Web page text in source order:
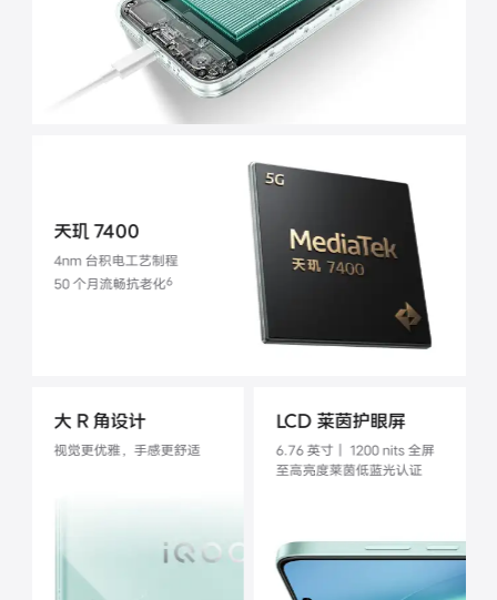
X200 Ultra
对比X机型
S20 Pro S20
Y500 Pro Y500
iQOO 15 Ultra
全部iQOO机型 对比iQOO机型
iQOO Pad6 Pro
vivo WATCH GT 2 vivo Vision
天玑 7400
4nm 台积电工艺制程
50 个月流畅抗老化6
大 R 角设计
视觉更优雅，手感更舒适
LCD 莱茵护眼屏
6.76 英寸｜ 1200 nits 全屏
至高亮度莱茵低蓝光认证